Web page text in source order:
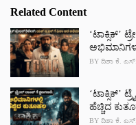
Related Content
‘ಟಾಕ್ಸಿಕ್’
BY ದಿಶಾ ಕೆ. ಎಸ್.
‘ಟಾಕ್ಸಿಕ್’
ಹೆಚ್ಚಿದ
BY ದಿಶಾ ಕೆ. ಎಸ್.